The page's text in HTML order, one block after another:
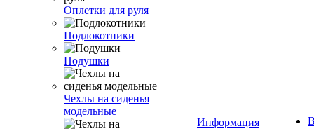
Оплетки для руля
Подлокотники
Подушки
Чехлы на сиденья
модельные
Информация